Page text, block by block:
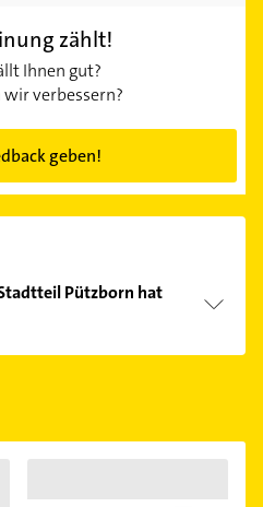
zählt!
Ihnen gut?
verbessern?
geben!
Pützborn hat
Sie alleÖffnungszeiten.